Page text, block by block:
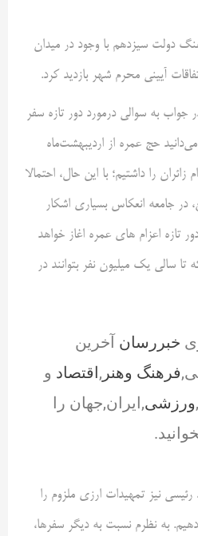
دولت سیزدهم با وجود در میدان
آیینی محرم شهر بازدید کرد.
جواب به سوالی درمورد دور تازه سفر
حج عمره از اردیبهشت‌ماه
را داشتیم؛ با این حال، احتمالا
در جامعه انعکاس بسیاری اشکار
تازه اعزام های عمره اغاز خواهد
سالی یک میلیون نفر بتوانند در
خبررسان آخرین
فرهنگ وهنر ,اقتصاد و
ورزشی,ایران,جهان را
نیز تمهیدات ارزی ملزوم را
به نظرم نسبت به دیگر سفرها،